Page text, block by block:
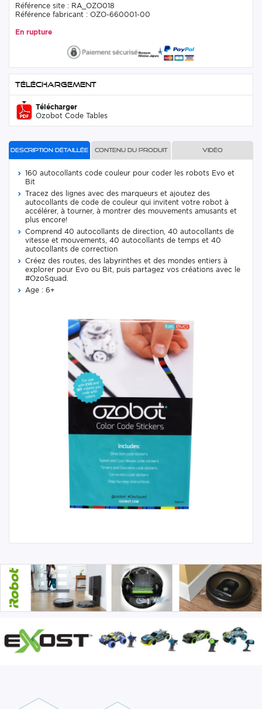
Référence site : RA_OZO018
Référence fabricant : OZO-660001-00
En rupture
Téléchargement
Télécharger
Ozobot Code Tables
Description détaillée Contenu du produit Vidéo
160 autocollants code couleur pour coder les robots Evo et
Bit
Tracez des lignes avec des marqueurs et ajoutez des
autocollants de code de couleur qui invitent votre robot à
accélérer, à tourner, à montrer des mouvements amusants et
plus encore!
Comprend 40 autocollants de direction, 40 autocollants de
vitesse et mouvements, 40 autocollants de temps et 40
autocollants de correction
Créez des routes, des labyrinthes et des mondes entiers à
explorer pour Evo ou Bit, puis partagez vos créations avec le
#OzoSquad.
Age : 6+